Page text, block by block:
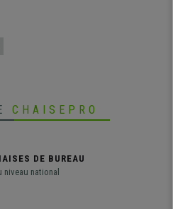
CHAISEPRO
DE BUREAU
national